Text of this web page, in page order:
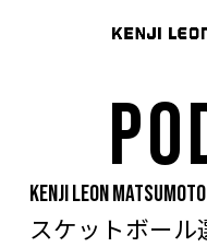
KENJI LEON
スケットボール